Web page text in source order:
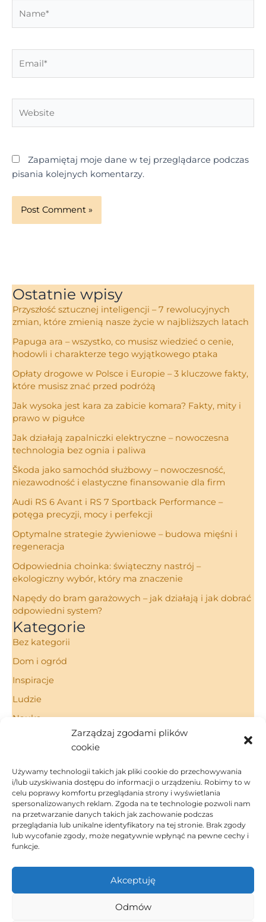
Zarządzaj zgodami plików
cookie
Używamy technologii takich jak pliki cookie do przechowywania
i/lub uzyskiwania dostępu do informacji o urządzeniu. Robimy to w
celu poprawy komfortu przeglądania strony i wyświetlania
spersonalizowanych reklam. Zgoda na te technologie pozwoli nam
na przetwarzanie danych takich jak zachowanie podczas
przeglądania lub unikalne identyfikatory na tej stronie. Brak zgody
lub wycofanie zgody, może negatywnie wpłynąć na pewne cechy i
funkcje.
Akceptuję
Odmów
Zapamiętaj moje dane w tej przeglądarce podczas
pisania kolejnych komentarzy.
Ostatnie wpisy
Przyszłość sztucznej inteligencji – 7 rewolucyjnych
zmian, które zmienią nasze życie w najbliższych latach
Papuga ara – wszystko, co musisz wiedzieć o cenie,
hodowli i charakterze tego wyjątkowego ptaka
Opłaty drogowe w Polsce i Europie – 3 kluczowe fakty,
które musisz znać przed podróżą
Jak wysoka jest kara za zabicie komara? Fakty, mity i
prawo w pigułce
Jak działają zapalniczki elektryczne – nowoczesna
technologia bez ognia i paliwa
Škoda jako samochód służbowy – nowoczesność,
niezawodność i elastyczne finansowanie dla firm
Audi RS 6 Avant i RS 7 Sportback Performance –
potęga precyzji, mocy i perfekcji
Optymalne strategie żywieniowe – budowa mięśni i
regeneracja
Odpowiednia choinka: świąteczny nastrój –
ekologiczny wybór, który ma znaczenie
Napędy do bram garażowych – jak działają i jak dobrać
odpowiedni system?
Kategorie
Bez kategorii
Dom i ogród
Inspiracje
Ludzie
Nauka
Strona Główna
Regulamin
Polityka Prywatności
Polityka Cookies
Inspiracje